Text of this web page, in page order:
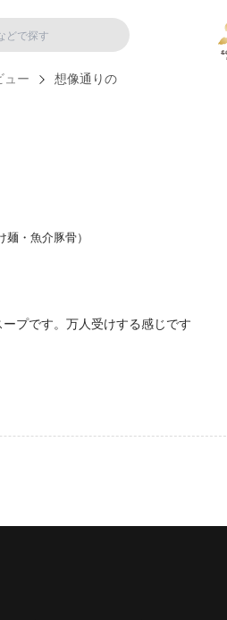
ュー 想像通りの
・魚介豚骨）
プです。万人受けする感じです